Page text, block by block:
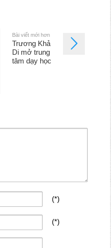
Bài viết mới hơn
Trương Khả
Di mở trung
tâm dạy học
(*)
(*)